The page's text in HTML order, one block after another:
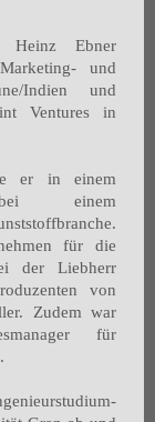
Ebner
und
Indien und
Ventures in
er in einem
bei einem
für die
der Liebherr
von
Zudem war
für